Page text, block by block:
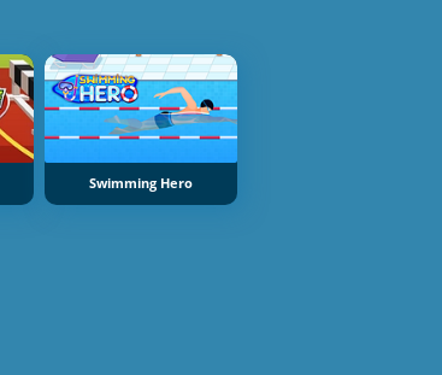
Swimming Hero